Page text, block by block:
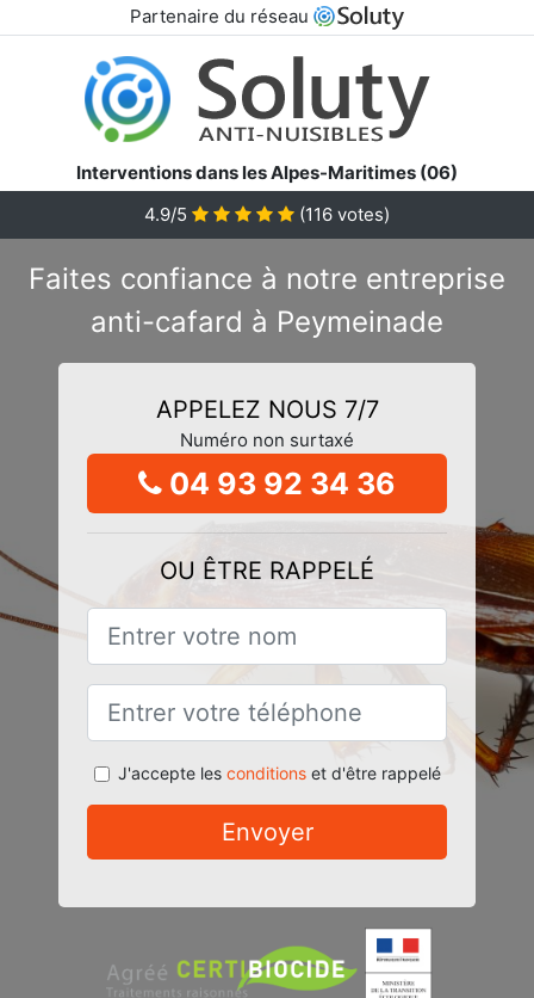
Partenaire du réseau
Interventions dans les Alpes-Maritimes (06)
4.9/5
(116 votes)
Faites confiance à notre entreprise
anti-cafard à Peymeinade
APPELEZ NOUS 7/7
Numéro non surtaxé
04 93 92 34 36
OU ÊTRE RAPPELÉ
J'accepte les conditionset d'être rappelé
Envoyer